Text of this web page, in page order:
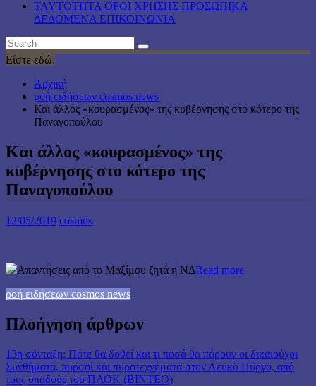
TAYTOTHTA ΟΡΟΙ ΧΡΗΣΗΣ ΠΡΟΣΩΠΙΚΑ
ΔΕΔΟΜΕΝΑ ΕΠΙΚΟΙΝΩΝΙΑ
Είστε εδώ:
Αρχική
ροή ειδήσεων cosmos news
Και άλλος «κουρασμένος» της κυβέρνησης στο κότερο της
Παναγοπούλου
Και άλλος «κουρασμένος» της
κυβέρνησης στο κότερο της
Παναγοπούλου
12/05/2019 cosmos
Απαντήσεις από το Μαξίμου ζητά η ΝΔRead more
ροή ειδήσεων cosmos news
Πλοήγηση άρθρων
13η σύνταξη: Πότε θα δοθεί και τι ποσά θα πάρουν οι δικαιούχοι
Συνθήματα, πυρσοί και πυροτεχνήματα στον Λευκό Πύργο, από
τους οπαδούς του ΠΑΟΚ (ΒΙΝΤΕΟ)